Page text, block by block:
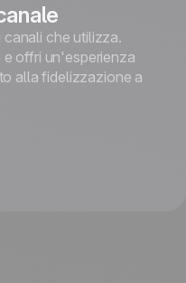
canali che utilizza.
e offri un'esperienza
alla fidelizzazione a